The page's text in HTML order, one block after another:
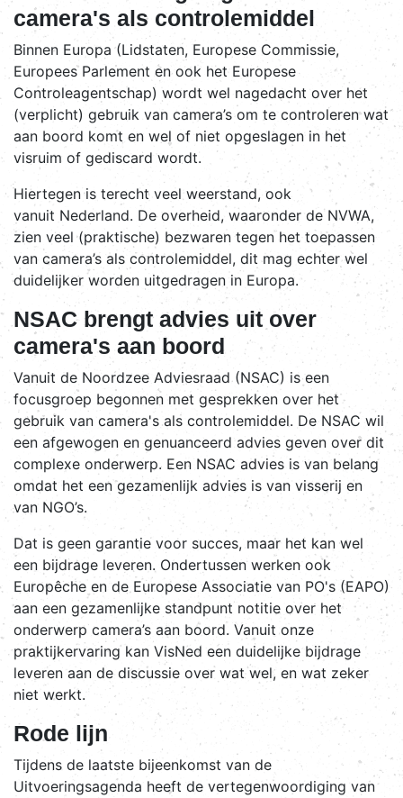
camera's als controlemiddel
Binnen Europa (Lidstaten, Europese Commissie,
Europees Parlement en ook het Europese
Controleagentschap) wordt wel nagedacht over het
(verplicht) gebruik van camera’s om te controleren wat
aan boord komt en wel of niet opgeslagen in het
visruim of gediscard wordt.
Hiertegen is terecht veel weerstand, ook
vanuit Nederland. De overheid, waaronder de NVWA,
zien veel (praktische) bezwaren tegen het toepassen
van camera’s als controlemiddel, dit mag echter wel
duidelijker worden uitgedragen in Europa.
NSAC brengt advies uit over
camera's aan boord
Vanuit de Noordzee Adviesraad (NSAC) is een
focusgroep begonnen met gesprekken over het
gebruik van camera's als controlemiddel. De NSAC wil
een afgewogen en genuanceerd advies geven over dit
complexe onderwerp. Een NSAC advies is van belang
omdat het een gezamenlijk advies is van visserij en
van NGO’s.
Dat is geen garantie voor succes, maar het kan wel
een bijdrage leveren. Ondertussen werken ook
Europêche en de Europese Associatie van PO's (EAPO)
aan een gezamenlijke standpunt notitie over het
onderwerp camera’s aan boord. Vanuit onze
praktijkervaring kan VisNed een duidelijke bijdrage
leveren aan de discussie over wat wel, en wat zeker
niet werkt.
Rode lijn
Tijdens de laatste bijeenkomst van de
Uitvoeringsagenda heeft de vertegenwoordiging van